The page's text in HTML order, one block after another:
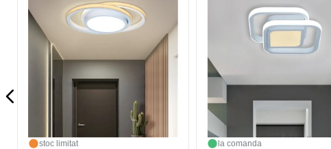
stoc limitat la comanda